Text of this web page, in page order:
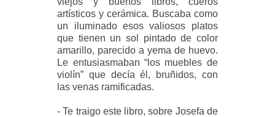
artísticos y cerámica. Buscaba como
un iluminado esos valiosos platos
que tienen un sol pintado de color
amarillo, parecido a yema de huevo.
Le entusiasmaban “los muebles de
violín” que decía él, bruñidos, con
las venas ramificadas.
- Te traigo este libro, sobre Josefa de